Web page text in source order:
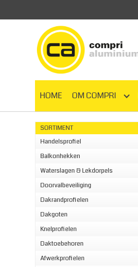
HOME OM COMPRI
SORTIMENT
Handelsprofiel
Balkonhekken
Waterslagen & Lekdorpels
Doorvalbeveiliging
Dakrandprofielen
Dakgoten
Knelprofielen
Daktoebehoren
Afwerkprofielen